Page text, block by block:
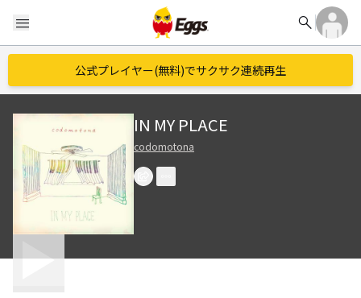
menu search
公式プレイヤー(無料)でサクサク連続再生
IN MY PLACE
codomotona